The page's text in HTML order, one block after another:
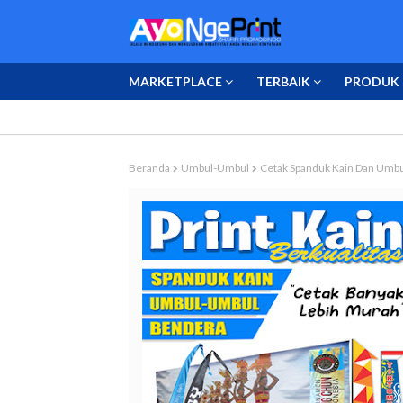
MARKETPLACE TERBAIK
Beranda Umbul-Umbul Cetak Spanduk Kain Dan